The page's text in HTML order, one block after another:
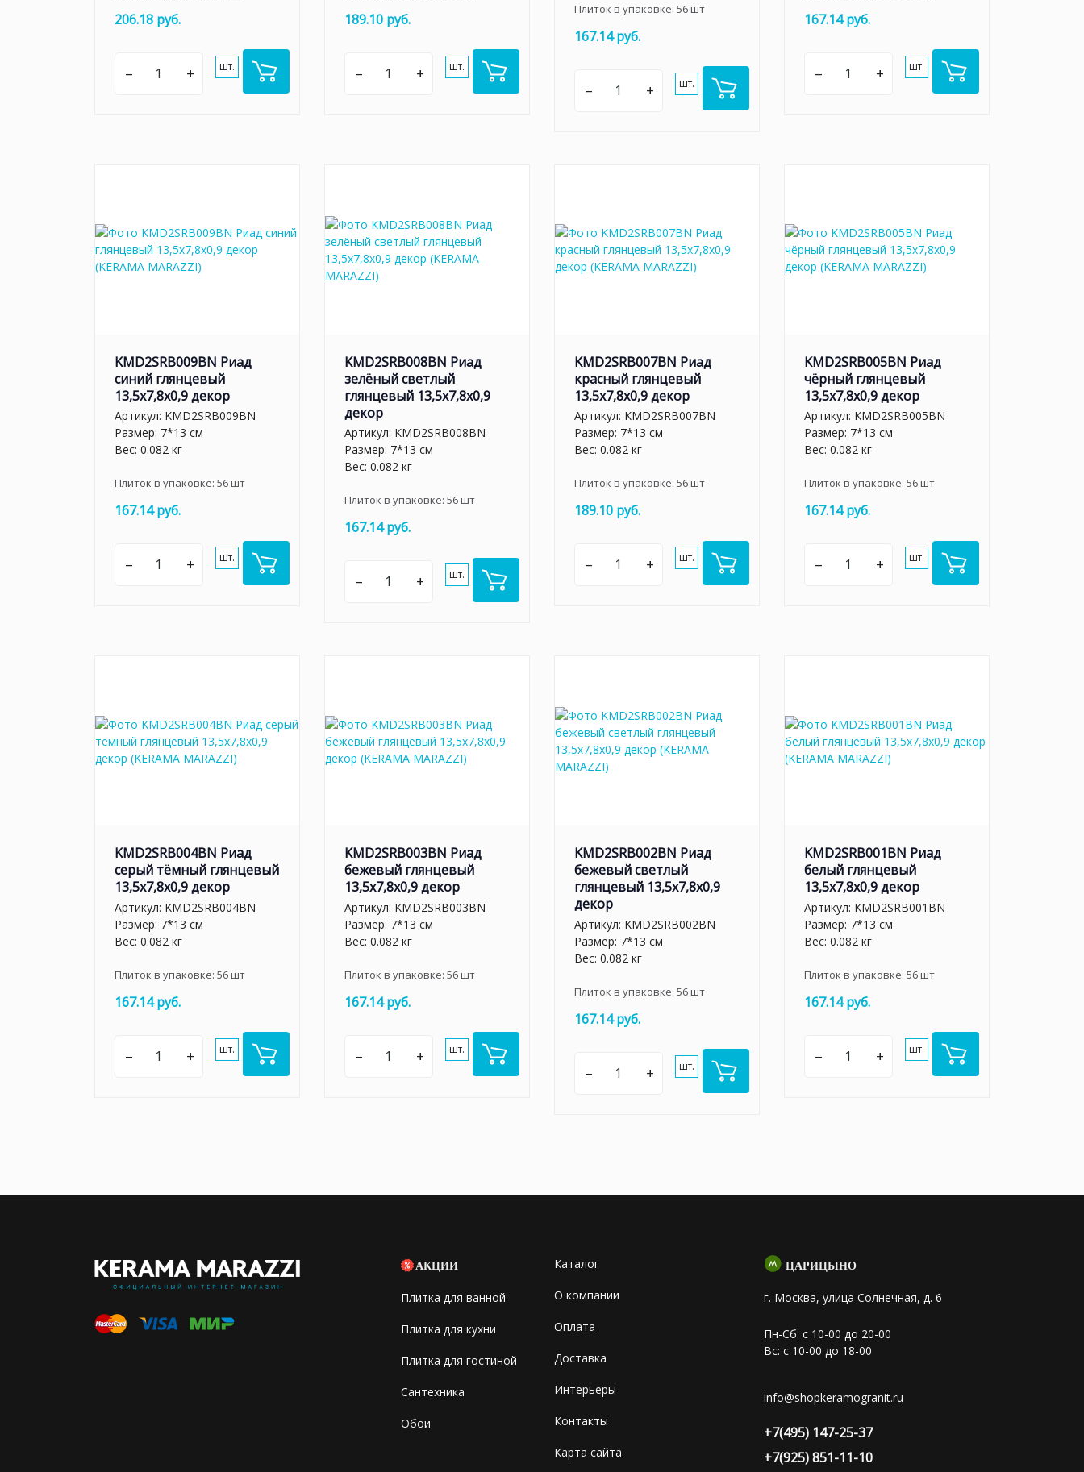
206.18 руб.
– + шт.
189.10 руб.
– + шт.
Плиток в упаковке: 56шт
167.14 руб.
– + шт.
167.14 руб.
– + шт.
KMD2SRB009BN Риад
синий глянцевый
13,5x7,8x0,9 декор
Артикул: KMD2SRB009BN
Размер: 7*13 см
Вес: 0.082 кг
Плиток в упаковке: 56шт
167.14 руб.
– + шт.
KMD2SRB008BN Риад
зелёный светлый
глянцевый 13,5x7,8x0,9
декор
Артикул: KMD2SRB008BN
Размер: 7*13 см
Вес: 0.082 кг
Плиток в упаковке: 56шт
167.14 руб.
– + шт.
KMD2SRB007BN Риад
красный глянцевый
13,5x7,8x0,9 декор
Артикул: KMD2SRB007BN
Размер: 7*13 см
Вес: 0.082 кг
Плиток в упаковке: 56шт
189.10 руб.
– + шт.
KMD2SRB005BN Риад
чёрный глянцевый
13,5x7,8x0,9 декор
Артикул: KMD2SRB005BN
Размер: 7*13 см
Вес: 0.082 кг
Плиток в упаковке: 56шт
167.14 руб.
– + шт.
KMD2SRB004BN Риад
серый тёмный глянцевый
13,5x7,8x0,9 декор
Артикул: KMD2SRB004BN
Размер: 7*13 см
Вес: 0.082 кг
Плиток в упаковке: 56шт
167.14 руб.
– + шт.
KMD2SRB003BN Риад
бежевый глянцевый
13,5x7,8x0,9 декор
Артикул: KMD2SRB003BN
Размер: 7*13 см
Вес: 0.082 кг
Плиток в упаковке: 56шт
167.14 руб.
– + шт.
KMD2SRB002BN Риад
бежевый светлый
глянцевый 13,5x7,8x0,9
декор
Артикул: KMD2SRB002BN
Размер: 7*13 см
Вес: 0.082 кг
Плиток в упаковке: 56шт
167.14 руб.
– + шт.
KMD2SRB001BN Риад
белый глянцевый
13,5x7,8x0,9 декор
Артикул: KMD2SRB001BN
Размер: 7*13 см
Вес: 0.082 кг
Плиток в упаковке: 56шт
167.14 руб.
– + шт.
АКЦИИ
Плитка для ванной
Плитка для кухни
Плитка для гостиной
Сантехника
Обои
Каталог
О компании
Оплата
Доставка
Интерьеры
Контакты
Карта сайта
ЦАРИЦЫНО
г. Москва, улица Солнечная, д. 6
Пн-Сб: с 10-00 до 20-00
Вс: с 10-00 до 18-00
info@shopkeramogranit.ru
+7(495) 147-25-37
+7(925) 851-11-10